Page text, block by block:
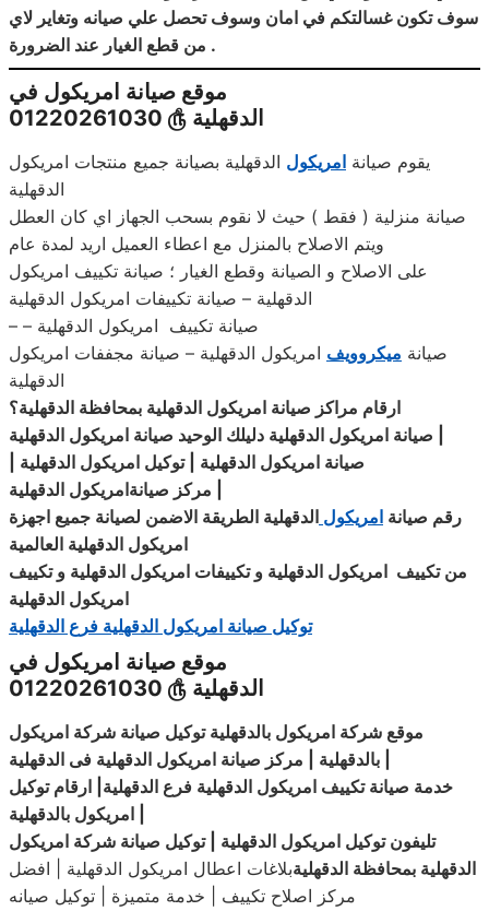
سوف تكون غسالتكم في امان وسوف تحصل علي صيانه وتغاير لاي
من قطع الغيار عند الضرورة .
موقع صيانة امريكول في
الدقهلية ௹
يقوم صيانة امريكول الدقهلية بصيانة جميع منتجات امريكول
الدقهلية
صيانة منزلية ( فقط ) حيث لا نقوم بسحب الجهاز اي كان العطل
ويتم الاصلاح بالمنزل مع اعطاء العميل اريد لمدة عام
على الاصلاح و الصيانة وقطع الغيار ؛ صيانة تكييف امريكول
الدقهلية – صيانة تكييفات امريكول الدقهلية
– صيانة تكييف امريكول الدقهلية –
صيانة ميكروويف امريكول الدقهلية – صيانة مجففات امريكول
الدقهلية
ارقام مراكز صيانة امريكول الدقهلية بمحافظة الدقهلية؟
صيانة امريكول الدقهلية دليلك الوحيد صيانة امريكول الدقهلية
صيانة امريكول الدقهلية | توكيل امريكول الدقهلية |
مركز صيانةامريكول الدقهلية
رقم صيانة امريكول الدقهلية الطريقة الاضمن لصيانة جميع اجهزة
امريكول الدقهلية العالمية
من تكييف امريكول الدقهلية و تكييفات امريكول الدقهلية و تكييف
امريكول الدقهلية
توكيل صيانة امريكول الدقهلية فرع الدقهلية
موقع صيانة امريكول في
الدقهلية ௹
بالدقهلية | مركز صيانة امريكول الدقهلية فى الدقهلية
خدمة صيانة تكييف امريكول الدقهلية فرع الدقهلية| ارقام توكيل
امريكول بالدقهلية
تليفون توكيل امريكول الدقهلية | توكيل صيانة شركة امريكول
الدقهلية بمحافظة الدقهليةبلاغات اعطال امريكول الدقهلية | افضل
مركز اصلاح تكييف | خدمة متميزة | توكيل صيانه